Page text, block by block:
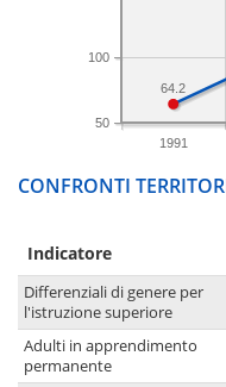
1991
50
100
64.2
CONFRONTI
Indicatore
Differenziali di genere per
l'istruzione superiore
Adulti in apprendimento
permanente